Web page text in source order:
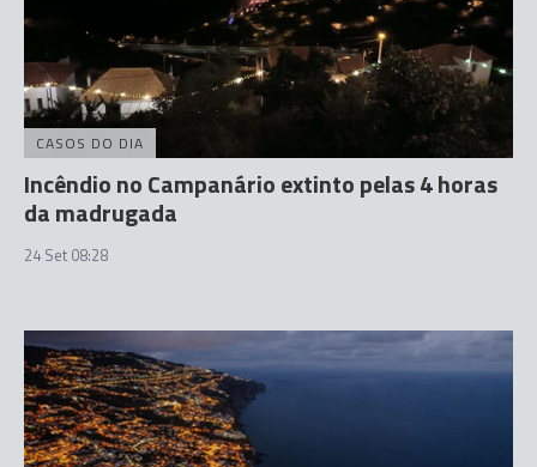
CASOS DO DIA
Incêndio no Campanário extinto pelas 4 horas
da madrugada
24 Set 08:28